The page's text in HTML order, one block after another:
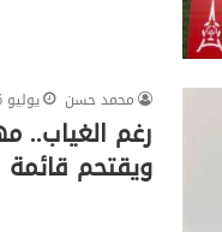
محمد حسن يوليو 6, 2026
رغم الغياب..
ويقتحم قائمة